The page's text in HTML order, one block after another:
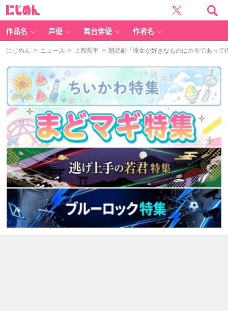
作品名 声優 舞台俳優 作者名
にじめん > ニュース > 上西哲平 > 朗読劇「彼女が好きなものはホモであって